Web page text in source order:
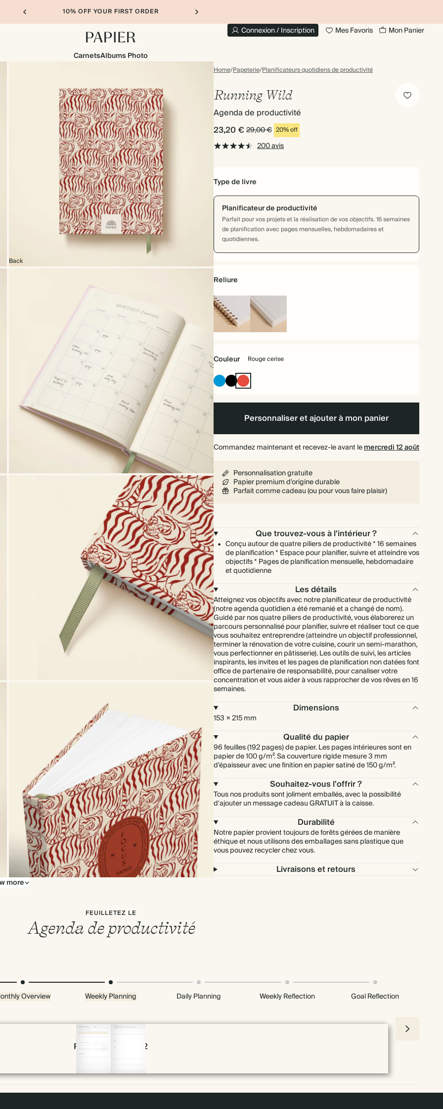
10% OFF YOUR FIRST ORDER
Connexion / Inscription Mes Favoris Mon Panier
CarnetsAlbums Photo
Home/Papeterie/Planificateurs quotidiens de productivité
Back
more
Running Wild
Agenda de productivité
23,20 € 29,00 € 20% off
200 avis
Type de livre
Planificateur de productivité
Parfait pour vos projets et la réalisation de vos objectifs. 16 semaines
de planification avec pages mensuelles, hebdomadaires et
quotidiennes.
Reliure
Reliure
spirale
Couverture
Couleur
Rouge cerise
Bleu
vif
Noir
d'encre
Rouge
cerise
Personnaliser et ajouter à mon panier
Commandez maintenant et recevez-le avant lemercredi 12 août
Personnalisation gratuite
Papier premium d'origine durable
Parfait comme cadeau (ou pour vous faire plaisir)
Que trouvez-vous à l'intérieur ?
Conçu autour de quatre piliers de productivité * 16 semaines
de planification * Espace pour planifier, suivre et atteindre vos
objectifs * Pages de planification mensuelle, hebdomadaire
et quotidienne
Les détails
Atteignez vos objectifs avec notre planificateur de productivité
(notre agenda quotidien a été remanié et a changé de nom).
Guidé par nos quatre piliers de productivité, vous élaborerez un
parcours personnalisé pour planifier, suivre et réaliser tout ce que
vous souhaitez entreprendre (atteindre un objectif professionnel,
terminer la rénovation de votre cuisine, courir un semi-marathon,
vous perfectionner en pâtisserie). Les outils de suivi, les articles
inspirants, les invites et les pages de planification non datées font
office de partenaire de responsabilité, pour canaliser votre
concentration et vous aider à vous rapprocher de vos rêves en 16
semaines.
Dimensions
153 × 215 mm
Qualité du papier
96 feuilles (192 pages) de papier. Les pages intérieures sont en
papier de 100 g/m². Sa couverture rigide mesure 3 mm
d'épaisseur avec une finition en papier satiné de 150 g/m².
Souhaitez-vous l'offrir ?
Tous nos produits sont joliment emballés, avec la possibilité
d'ajouter un message cadeau GRATUIT à la caisse.
Durabilité
Notre papier provient toujours de forêts gérées de manière
éthique et nous utilisons des emballages sans plastique que
vous pouvez recycler chez vous.
Livraisons et retours
FEUILLETEZ LE
Agenda de productivité
Overview Weekly Planning Daily Planning Weekly Reflection Goal Reflection
Page 30 & 31 of 192